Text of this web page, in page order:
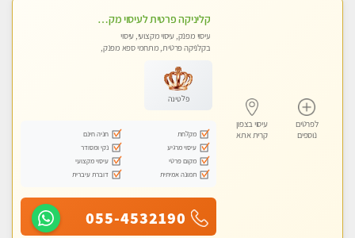
לפרטים
נוספים
עיסוי בצפון
קרית אתא
קליניקה פרטית לעיסוי מקצועי ואלטרנטיבי ברמה גבוהה VIP תתקשר ..... highly recommended..new in the city
עיסוי מפנק, עיסוי מקצועי, עיסוי
בקלניקה פרטית, מתחמי ספא מפנק,
טנטרה, עיסוי מגבר לגבר, עיסוי מגבר
לאישה
פלטינה
מקלחת
חניה חינם
עיסוי מרגיע
נקי ומסודר
מקום פרטי
עיסוי מקצועי
תמונה אמיתית
דוברת עיברית
055-4532190